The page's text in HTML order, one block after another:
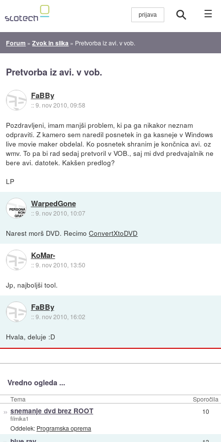
☰
Forum »Zvok in slika » Pretvorba iz avi. v vob.
Pretvorba iz avi. v vob.
FaBBy
::9. nov 2010, 09:58
Pozdravljeni, imam manjši problem, ki pa ga nikakor neznam
odpraviti. Z kamero sem naredil posnetek in ga kasneje v Windows
live movie maker obdelal. Ko posnetek shranim je končnica avi. oz
wmv. To pa bi rad sedaj pretvoril v VOB., saj mi dvd predvajalnik ne
bere avi. datotek. Kakšen predlog?
LP
WarpedGone
::9. nov 2010, 10:07
Narest morš DVD. RecimoConvertXtoDVD
KoMar-
::9. nov 2010, 13:50
Jp, najboljši tool.
FaBBy
::9. nov 2010, 16:02
Hvala, deluje :D
Vredno ogleda ...
Tema Sporočila
» snemanje dvd brez ROOT
filmika1
Oddelek: Programska oprema
10